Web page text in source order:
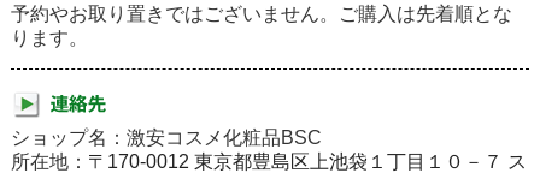
予約やお取り置きではございません。ご購入は先着順とな
ります。
ショップ名：激安コスメ化粧品BSC
所在地： 〒170-0012 東京都豊島区上池袋１丁目１０－７ ス